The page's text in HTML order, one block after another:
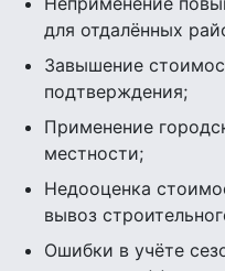
для отдалённых
Завышение
подтверждения;
Применение
местности;
Недооценка
вывоз
Ошибки в учёте